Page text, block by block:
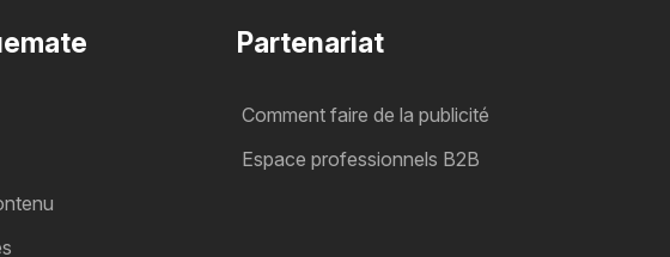
Partenariat
Comment faire de la publicité
Espace professionnels B2B